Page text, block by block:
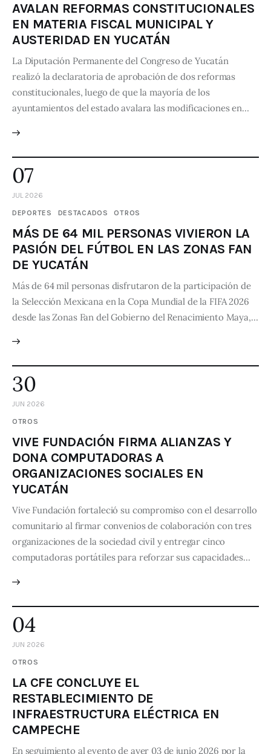
AVALAN REFORMAS CONSTITUCIONALES
EN MATERIA FISCAL MUNICIPAL Y
AUSTERIDAD EN YUCATÁN
La Diputación Permanente del Congreso de Yucatán
realizó la declaratoria de aprobación de dos reformas
constitucionales, luego de que la mayoría de los
ayuntamientos del estado avalara las modificaciones en…
07
JUL 2026
DEPORTES DESTACADOS OTROS
MÁS DE 64 MIL PERSONAS VIVIERON LA
PASIÓN DEL FÚTBOL EN LAS ZONAS FAN
DE YUCATÁN
Más de 64 mil personas disfrutaron de la participación de
la Selección Mexicana en la Copa Mundial de la FIFA 2026
desde las Zonas Fan del Gobierno del Renacimiento Maya,…
30
JUN 2026
OTROS
VIVE FUNDACIÓN FIRMA ALIANZAS Y
DONA COMPUTADORAS A
ORGANIZACIONES SOCIALES EN
YUCATÁN
Vive Fundación fortaleció su compromiso con el desarrollo
comunitario al firmar convenios de colaboración con tres
organizaciones de la sociedad civil y entregar cinco
computadoras portátiles para reforzar sus capacidades…
04
JUN 2026
OTROS
LA CFE CONCLUYE EL
RESTABLECIMIENTO DE
INFRAESTRUCTURA ELÉCTRICA EN
CAMPECHE
En seguimiento al evento de ayer 03 de junio 2026 por la